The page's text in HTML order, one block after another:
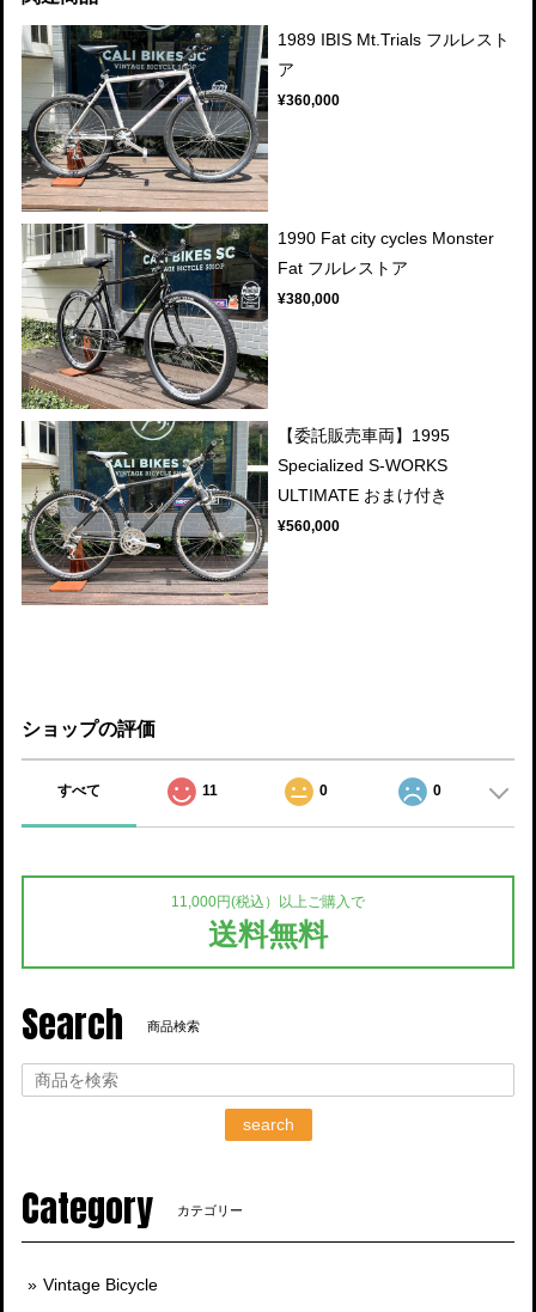
1989 IBIS Mt.Trials フルレスト
ア
¥360,000
1990 Fat city cycles Monster
Fat フルレストア
¥380,000
【委託販売車両】1995
Specialized S-WORKS
ULTIMATE おまけ付き
¥560,000
ショップの評価
すべて 11 0 0
11,000円(税込）以上ご購入で
送料無料
Search 商品検索
search
Category カテゴリー
Vintage Bicycle